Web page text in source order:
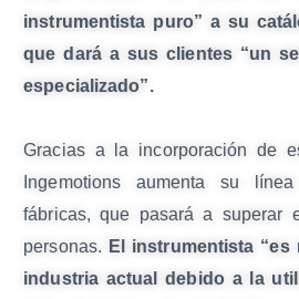
instrumentista puro” a su
que dará a sus clientes “un
especializado”.
Gracias a la incorporación de
Ingemotions aumenta su
fábricas, que pasará a superar
personas. El instrumentista
industria actual debido a la